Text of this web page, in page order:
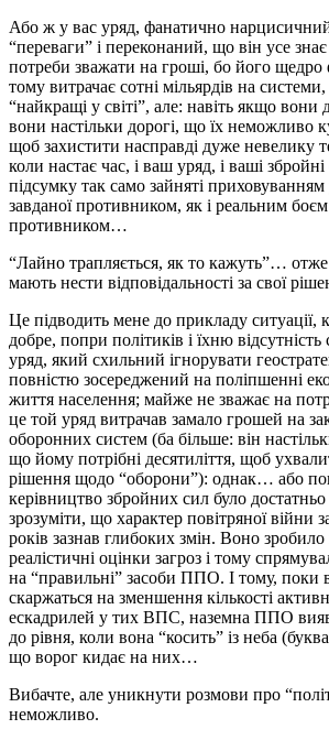
Або ж у вас уряд, фанатично
“переваги” і переконаний, що він усе
потреби зважати на гроші, бо його щедро
тому витрачає сотні мільярдів на
“найкращі у світі”, але: навіть якщо вони
вони настільки дорогі, що їх неможливо
щоб захистити насправді дуже невелику
коли настає час, і ваш уряд, і ваші
підсумку так само зайняті приховуванням
завданої противником, як і реальним
противником…
“Лайно трапляється, як то кажуть”…
мають нести відповідальності за свої
Це підводить мене до прикладу ситуації,
добре, попри політиків і їхню відсутність
уряд, який схильний ігнорувати
повністю зосереджений на поліпшенні
життя населення; майже не зважає на
це той уряд витрачав замало грошей на
оборонних систем (ба більше: він
що йому потрібні десятиліття, щоб
рішення щодо “оборони”): однак… або
керівництво збройних сил було
зрозуміти, що характер повітряної війни
років зазнав глибоких змін. Воно зробило
реалістичні оцінки загроз і тому
на “правильні” засоби ППО. І тому, поки
скаржаться на зменшення кількості
ескадрилей у тих ВПС, наземна ППО
до рівня, коли вона “косить” із неба
що ворог кидає на них…
Вибачте, але уникнути розмови про
неможливо.